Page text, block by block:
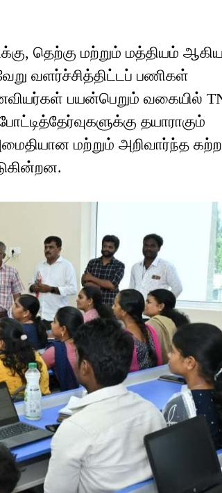
தெற்கு மற்றும் மத்தியம் ஆகிய
வளர்ச்சித்திட்டப் பணிகள்
பயன்பெறும் வகையில்
தயாராகும்
மற்றும் அறிவார்ந்த